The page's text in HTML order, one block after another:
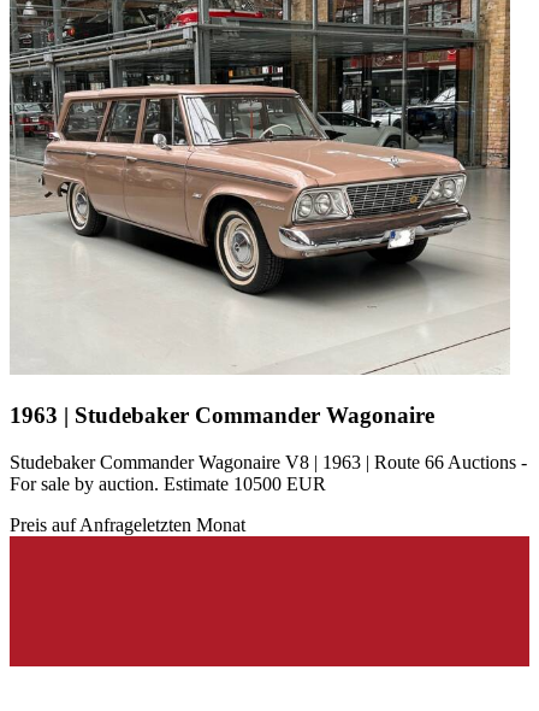
1963 | Studebaker Commander Wagonaire
Studebaker Commander Wagonaire V8 | 1963 | Route 66 Auctions -
For sale by auction. Estimate 10500 EUR
Preis auf Anfrageletzten Monat